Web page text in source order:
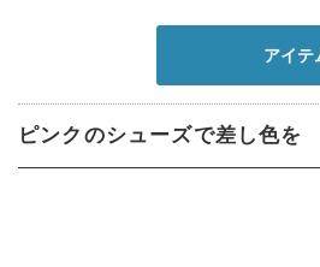
アイテ
ピンクのシューズで差し色を